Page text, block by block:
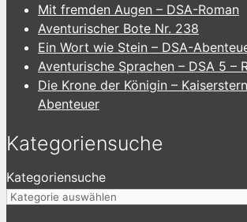
Mit fremden Augen – DSA-Roman
Aventurischer Bote Nr. 238
Ein Wort wie Stein – DSA-
Aventurische Sprachen – DSA 5 –
Die Krone der Königin –
Abenteuer
Kategoriensuche
Kategoriensuche